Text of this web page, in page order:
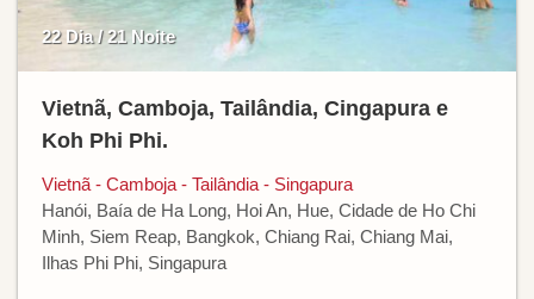
22 Dia / 21 Noite
Vietnã, Camboja, Tailândia, Cingapura e
Koh Phi Phi.
Vietnã - Camboja - Tailândia - Singapura
Hanói, Baía de Ha Long, Hoi An, Hue, Cidade de Ho Chi
Minh, Siem Reap, Bangkok, Chiang Rai, Chiang Mai,
Ilhas Phi Phi, Singapura